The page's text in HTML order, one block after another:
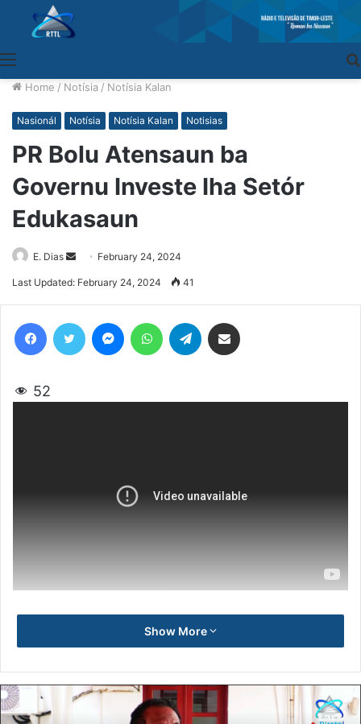
Home / Notísia / Notísia Kalan
Nasionál Notísia Notísia Kalan Notisias
PR Bolu Atensaun ba
Governu Investe Iha Setór
Edukasaun
E. Dias
Send
an
February 24, 2024
Last Updated: February 24, 2024 41
52
Show More